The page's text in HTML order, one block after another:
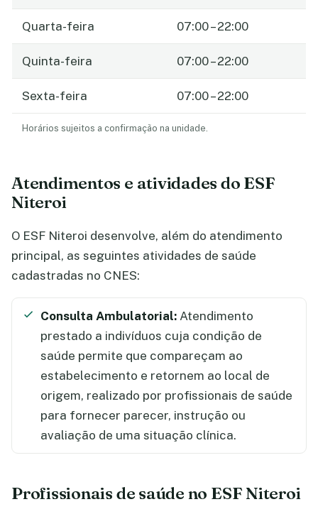
Quarta-feira 07:00 – 22:00
Quinta-feira 07:00 – 22:00
Sexta-feira 07:00 – 22:00
Horários sujeitos a confirmação na unidade.
Atendimentos e atividades do ESF
Niteroi
O ESF Niteroi desenvolve, além do atendimento
principal, as seguintes atividades de saúde
cadastradas no CNES:
Consulta Ambulatorial: Atendimento
prestado a indivíduos cuja condição de
saúde permite que compareçam ao
estabelecimento e retornem ao local de
origem, realizado por profissionais de saúde
para fornecer parecer, instrução ou
avaliação de uma situação clínica.
Profissionais de saúde no ESF Niteroi